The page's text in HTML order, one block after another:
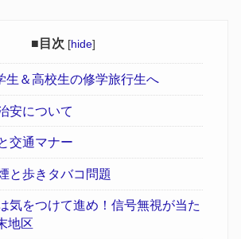
■目次 [hide]
生＆高校生の修学旅行生へ
安について
交通マナー
と歩きタバコ問題
気をつけて進め！信号無視が当た
地区